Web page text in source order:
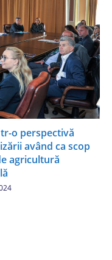
o perspectivă
având ca scop
agricultură